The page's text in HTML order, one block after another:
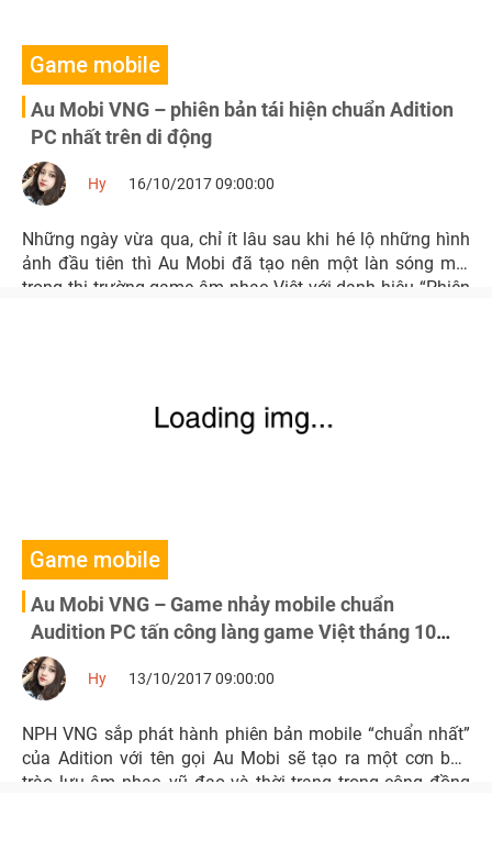
Game mobile
Au Mobi VNG – phiên bản tái hiện chuẩn Adition
PC nhất trên di động
Hy 16/10/2017 09:00:00
Những ngày vừa qua, chỉ ít lâu sau khi hé lộ những hình
ảnh đầu tiên thì Au Mobi đã tạo nên một làn sóng mới
trong thị trường game âm nhạc Việt với danh hiệu “Phiên
Game mobile
Au Mobi VNG – Game nhảy mobile chuẩn
Audition PC tấn công làng game Việt tháng 10
này
Hy 13/10/2017 09:00:00
NPH VNG sắp phát hành phiên bản mobile “chuẩn nhất”
của Adition với tên gọi Au Mobi sẽ tạo ra một cơn bão
trào lưu âm nhạc, vũ đạo và thời trang trong cộng đồng